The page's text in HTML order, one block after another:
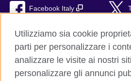
Facebook Italy
YouTube
RSS
Utilizziamo sia cookie
parti per personalizzare i
analizzare le visite ai nostri
personalizzare gli annunci